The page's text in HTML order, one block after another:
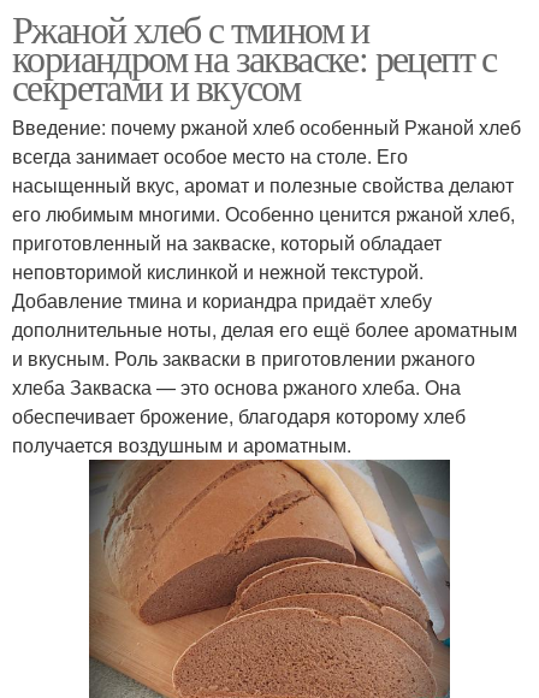
Ржаной хлеб с тмином и
кориандром на закваске: рецепт с
секретами и вкусом
Введение: почему ржаной хлеб особенный Ржаной хлеб
всегда занимает особое место на столе. Его
насыщенный вкус, аромат и полезные свойства делают
его любимым многими. Особенно ценится ржаной хлеб,
приготовленный на закваске, который обладает
неповторимой кислинкой и нежной текстурой.
Добавление тмина и кориандра придаёт хлебу
дополнительные ноты, делая его ещё более ароматным
и вкусным. Роль закваски в приготовлении ржаного
хлеба Закваска — это основа ржаного хлеба. Она
обеспечивает брожение, благодаря которому хлеб
получается воздушным и ароматным.